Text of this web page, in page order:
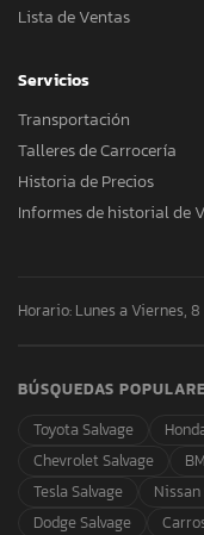
Lista de Ventas
Servicios
Transportación
Talleres de Carrocería
Historia de Precios
Informes de historial de
Horario: Lunes a Viernes, 8
BÚSQUEDAS
Toyota Salvage
Chevrolet Salvage
Tesla Salvage
Nissan
Dodge Salvage